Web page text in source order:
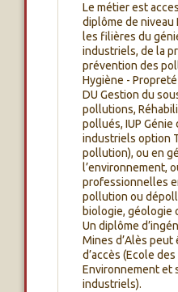
Le métier est
diplôme de niveau
les filières du
industriels, de la
prévention des
Hygiène -
DU Gestion du
pollutions,
pollués, IUP Génie
industriels option
pollution), ou en
l’environnement,
professionnelles
pollution ou
biologie, géologie
Un diplôme
Mines d’Alès
d’accès (Ecole
Environnement et
industriels).